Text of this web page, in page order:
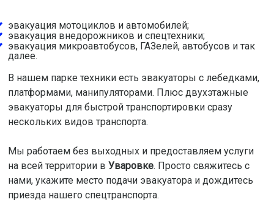
эвакуация мотоциклов и автомобилей;
эвакуация внедорожников и спецтехники;
эвакуация микроавтобусов, ГАЗелей, автобусов и так
далее.
В нашем парке техники есть эвакуаторы с лебедками,
платформами, манипуляторами. Плюс двухэтажные
эвакуаторы для быстрой транспортировки сразу
нескольких видов транспорта.
Мы работаем без выходных и предоставляем услуги
на всей территории в Уваровке. Просто свяжитесь с
нами, укажите место подачи эвакуатора и дождитесь
приезда нашего спецтранспорта.